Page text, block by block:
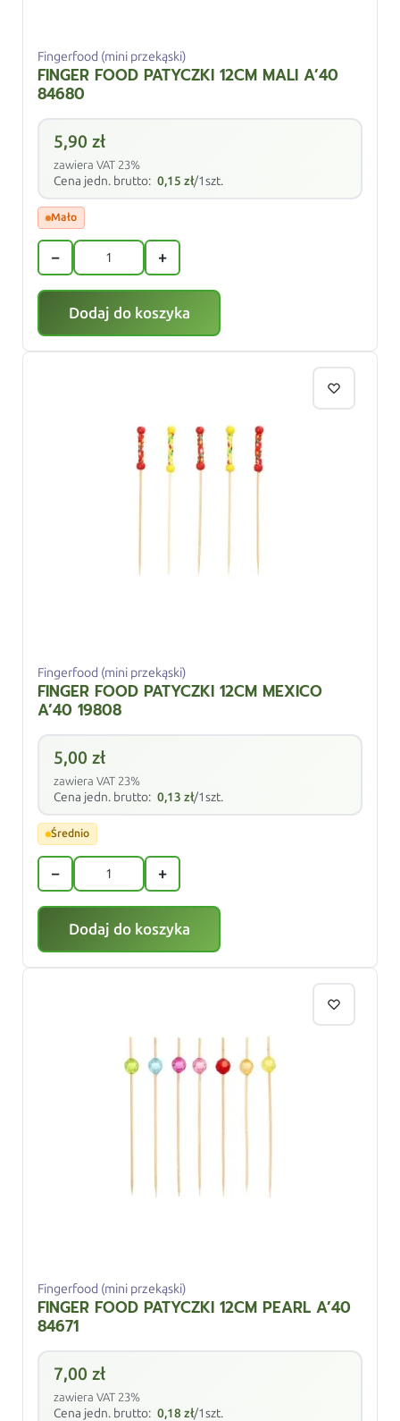
Fingerfood (mini przekąski)
FINGER FOOD PATYCZKI 12CM MALI A’40
84680
5,90zł
zawiera VAT 23%
Cena jedn. brutto: 0,15zł/1szt.
Mało
− +
Dodaj do koszyka
Fingerfood (mini przekąski)
FINGER FOOD PATYCZKI 12CM MEXICO
A’40 19808
5,00zł
zawiera VAT 23%
Cena jedn. brutto: 0,13zł/1szt.
Średnio
− +
Dodaj do koszyka
Fingerfood (mini przekąski)
FINGER FOOD PATYCZKI 12CM PEARL A’40
84671
7,00zł
zawiera VAT 23%
Cena jedn. brutto: 0,18zł/1szt.